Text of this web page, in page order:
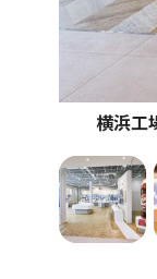
横浜工